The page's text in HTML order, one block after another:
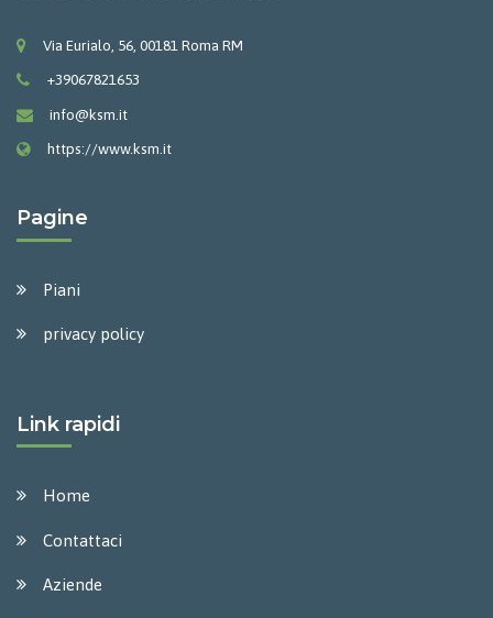
Via Eurialo, 56, 00181 Roma RM
+39067821653
info@ksm.it
https://www.ksm.it
Pagine
Piani
privacy policy
Link rapidi
Home
Contattaci
Aziende